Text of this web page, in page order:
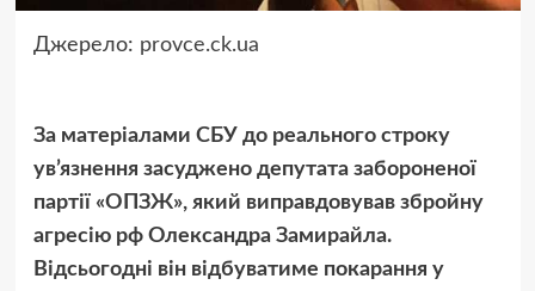
Джерело: provce.ck.ua
За матеріалами СБУ до реального строку
ув’язнення засуджено депутата забороненої
партії «ОПЗЖ», який виправдовував збройну
агресію рф Олександра Замирайла.
Відсьогодні він відбуватиме покарання у